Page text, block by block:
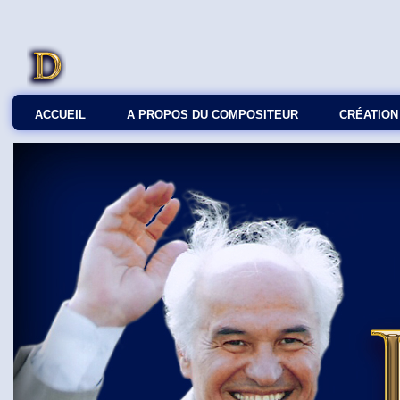
ACCUEIL A PROPOS DU COMPOSITEUR СRÉATION